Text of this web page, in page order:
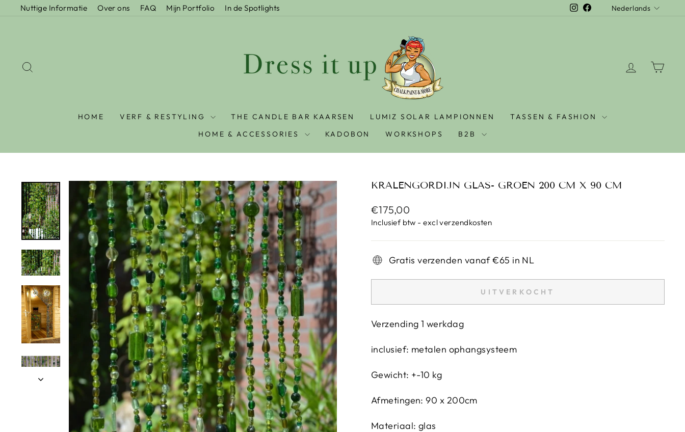
Nuttige Informatie Over ons FAQ Mijn Portfolio In de Spotlights Instagram
FacebookNederlands
LOG IN
HOME VERF & RESTYLING THE CANDLE BAR KAARSEN LUMIZ SOLAR LAMPIONNEN
TASSEN & FASHION
HOME & ACCESSORIES
KADOBON WORKSHOPS B2B
KRALENGORDIJN GLAS- GROEN 200 CM X 90 CM
Prijs
€175,00
Inclusief btw - excl verzendkosten
Gratis verzenden vanaf €65 in NL
UITVERKOCHT
Verzending 1 werkdag
inclusief: metalen ophangsysteem
Gewicht: +-10 kg
Afmetingen: 90 x 200cm
Materiaal: glas